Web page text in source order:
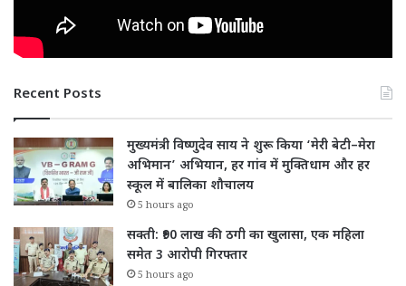
Recent Posts
मुख्यमंत्री विष्णुदेव साय ने शुरू किया ‘मेरी बेटी–मेरा
अभिमान’ अभियान, हर गांव में मुक्तिधाम और हर
स्कूल में बालिका शौचालय
5 hours ago
सक्ती: ₹90 लाख की ठगी का खुलासा, एक महिला
समेत 3 आरोपी गिरफ्तार
5 hours ago